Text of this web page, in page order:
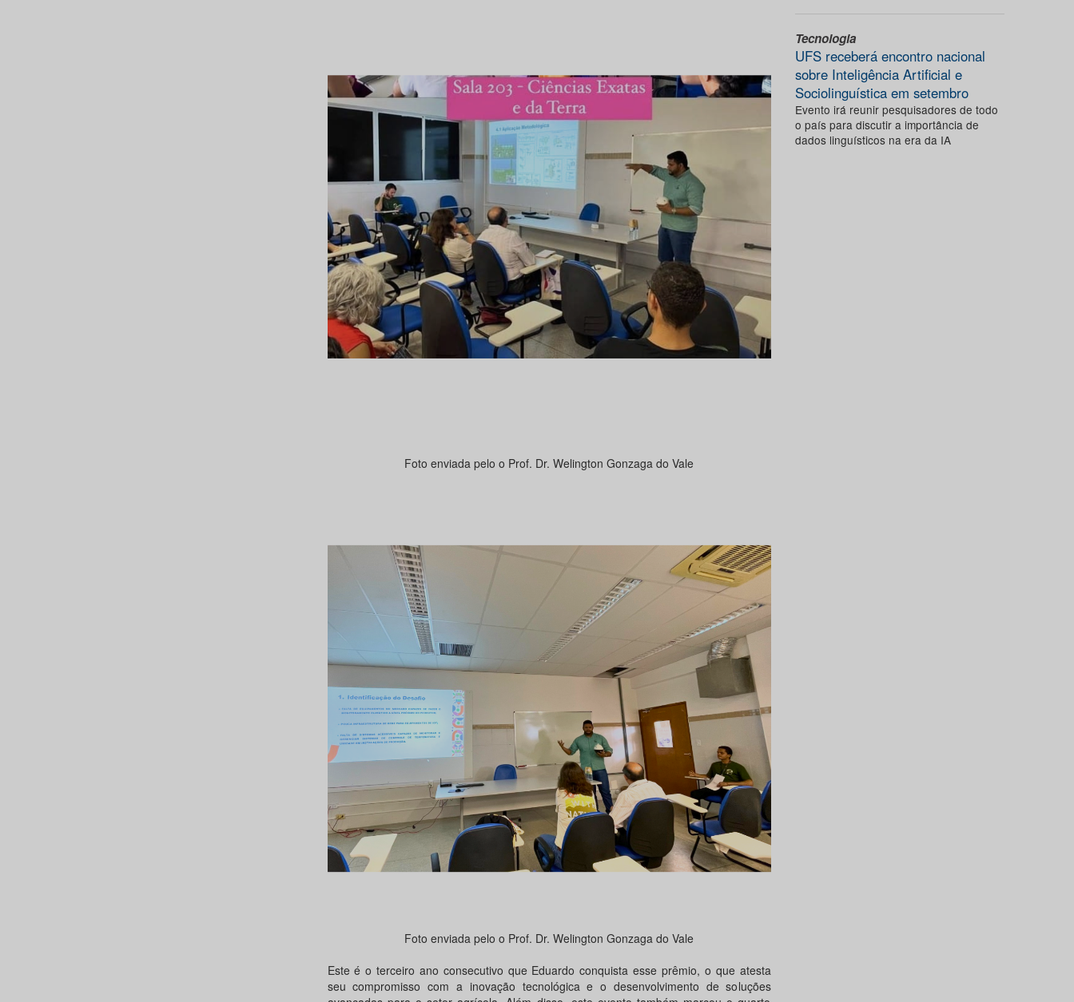
Foto enviada pelo o Prof. Dr. Welington Gonzaga do Vale
Foto enviada pelo o Prof. Dr. Welington Gonzaga do Vale
Este é o terceiro ano consecutivo que Eduardo conquista esse prêmio, o que atesta
seu compromisso com a inovação tecnológica e o desenvolvimento de soluções
Tecnologia
UFS receberá encontro nacional
sobre Inteligência Artificial e
Sociolinguística em setembro
Evento irá reunir pesquisadores de todo
o país para discutir a importância de
dados linguísticos na era da IA